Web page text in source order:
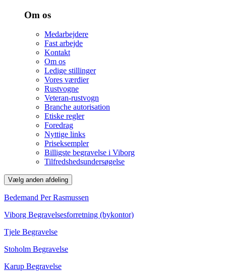
Om os
Medarbejdere
Fast arbejde
Kontakt
Om os
Ledige stillinger
Vores værdier
Rustvogne
Veteran-rustvogn
Branche autorisation
Etiske regler
Foredrag
Nyttige links
Priseksempler
Billigste begravelse i Viborg
Tilfredshedsundersøgelse
Vælg anden afdeling
Bedemand Per Rasmussen
Viborg Begravelsesforretning (bykontor)
Tjele Begravelse
Stoholm Begravelse
Karup Begravelse